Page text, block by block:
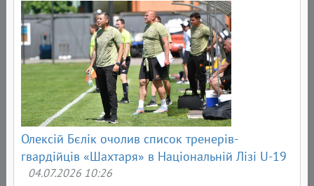
Олексій Бєлік очолив список тренерів-
гвардійців «Шахтаря» в Національній Лізі U-19
04.07.2026 10:26